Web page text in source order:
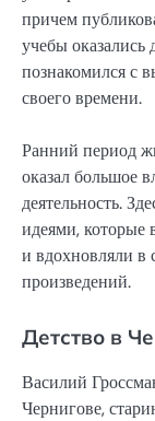
причем
учебы оказались
познакомился с
своего времени.
Ранний период
оказал большое
деятельность.
идеями, которые
и вдохновляли в
произведений.
Детство в
Василий
Чернигове,